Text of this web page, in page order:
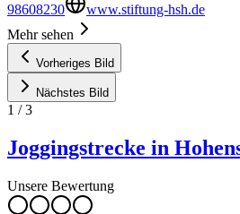
98608230
www.stiftung-hsh.de
Mehr sehen
Vorheriges Bild
Nächstes Bild
1 /3
Joggingstrecke in
Unsere Bewertung